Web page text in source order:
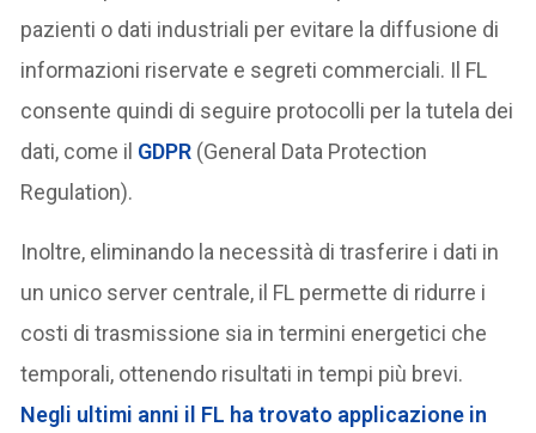
pazienti o dati industriali per evitare la diffusione di
informazioni riservate e segreti commerciali. Il FL
consente quindi di seguire protocolli per la tutela dei
dati, come il GDPR (General Data Protection
Regulation).
Inoltre, eliminando la necessità di trasferire i dati in
un unico server centrale, il FL permette di ridurre i
costi di trasmissione sia in termini energetici che
temporali, ottenendo risultati in tempi più brevi.
Negli ultimi anni il FL ha trovato applicazione in